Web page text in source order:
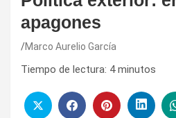
apagones
Marco Aurelio García
Tiempo de lectura: 4 minutos